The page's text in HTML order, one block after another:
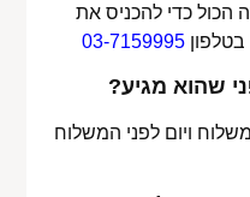
הכול כדי להכניס את
03-7159995
שהוא מגיע?
ויום לפני המשלוח